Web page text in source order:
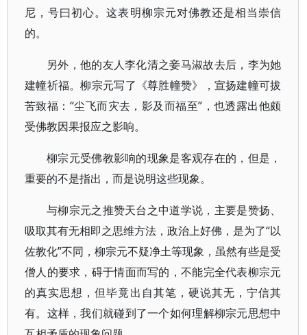
尼，号曰初心。这表明柳宗元对佛教还是相当崇信
的。
另外，他的友人李化清之妾马淑故去后，李为她
建幢祈福。柳宗元写了《尊胜幢赞》，宣扬建幢可拔
苦致福：“尘飞而灾去，影及而福至”，也透露出他颇
受佛教因果报应之影响。
柳宗元受佛教影响的现象是客观存在的，但是，
重要的不是指出，而是说明这些现象。
与柳宗元之推赞天台之中道学说，主要是赞扬、
吸取其有无相即之思维方法，政治上好佛，是为了“以
佐教化”不同，柳宗元不疑净土等现象，虽然有些是受
僧人的要求，碍于情面而写的，不能完全代表柳宗元
的真实思想，但毕竟出自其笔，硬说其无，宁信其
有。这样，我们就碰到了一个如何理解柳宗元思想中